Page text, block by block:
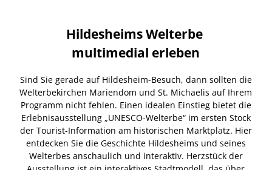
Hildesheims Welterbe
multimedial erleben
Sind Sie gerade auf Hildesheim-Besuch, dann sollten die
Welterbekirchen Mariendom und St. Michaelis auf Ihrem
Programm nicht fehlen. Einen idealen Einstieg bietet die
Erlebnisausstellung „UNESCO-Welterbe“ im ersten Stock
der Tourist-Information am historischen Marktplatz. Hier
entdecken Sie die Geschichte Hildesheims und seines
Welterbes anschaulich und interaktiv. Herzstück der